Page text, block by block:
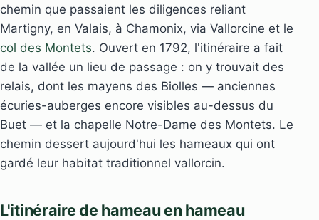
chemin que passaient les diligences reliant
Martigny, en Valais, à Chamonix, via Vallorcine et le
col des Montets. Ouvert en 1792, l'itinéraire a fait
de la vallée un lieu de passage : on y trouvait des
relais, dont les mayens des Biolles — anciennes
écuries-auberges encore visibles au-dessus du
Buet — et la chapelle Notre-Dame des Montets. Le
chemin dessert aujourd'hui les hameaux qui ont
gardé leur habitat traditionnel vallorcin.
L'itinéraire de hameau en hameau